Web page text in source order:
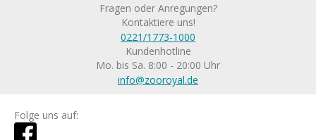
Fragen oder Anregungen?
Kontaktiere uns!
0221/1773-1000
Kundenhotline
Mo. bis Sa. 8:00 - 20:00 Uhr
info@zooroyal.de
Folge uns auf: